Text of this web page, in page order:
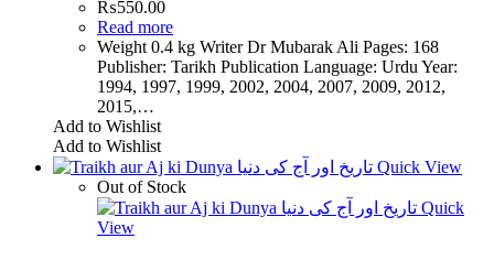
₨550.00
Read more
Weight 0.4 kg Writer Dr Mubarak Ali Pages: 168
Publisher: Tarikh Publication Language: Urdu Year:
1994, 1997, 1999, 2002, 2004, 2007, 2009, 2012,
2015,…
Add to Wishlist
Add to Wishlist
Quick View
Out of Stock
Quick
View